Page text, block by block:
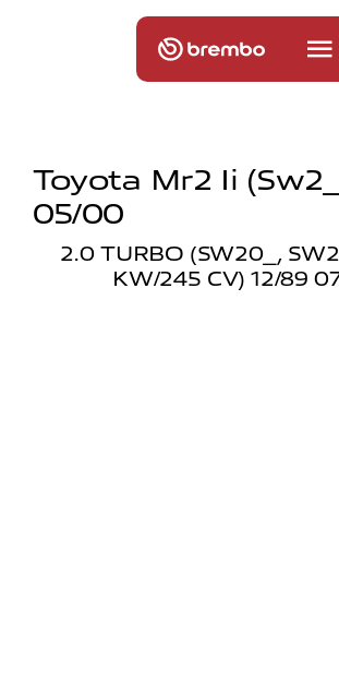
Toyota Mr2 Ii
05/00
2.0 TURBO (SW20_,
KW/245 CV) 12/89